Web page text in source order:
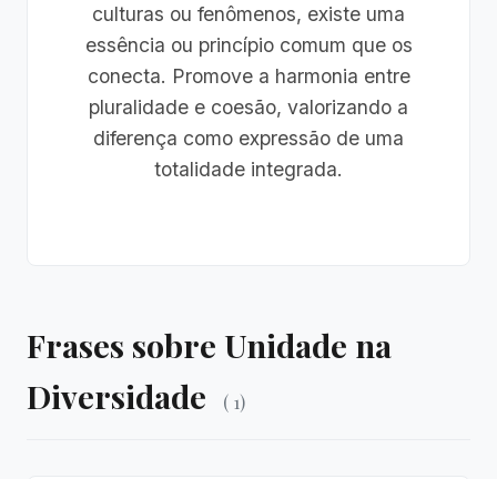
culturas ou fenômenos, existe uma
essência ou princípio comum que os
conecta. Promove a harmonia entre
pluralidade e coesão, valorizando a
diferença como expressão de uma
totalidade integrada.
Frases sobre Unidade na
Diversidade
( 1)